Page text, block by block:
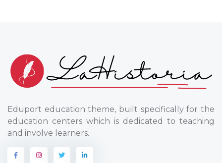
Eduport education theme, built specifically for the
education centers which is dedicated to teaching
and involve learners.